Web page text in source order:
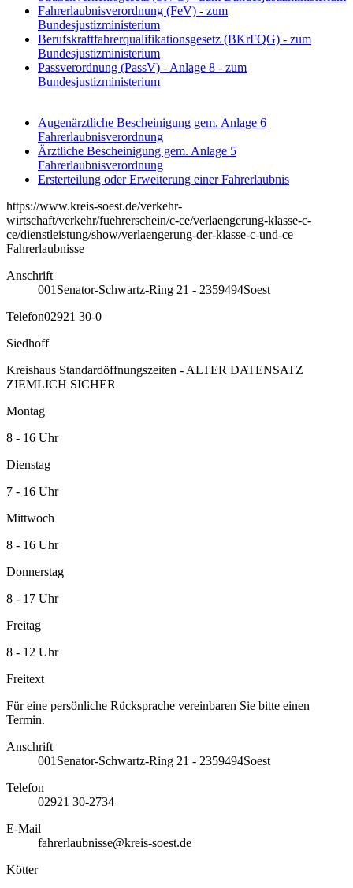
Fahrerlaubnisverordnung (FeV) - zum
Bundesjustizministerium
Berufskraftfahrerqualifikationsgesetz (BKrFQG) - zum
Bundesjustizministerium
Passverordnung (PassV) - Anlage 8 - zum
Bundesjustizministerium
Augenärztliche Bescheinigung gem. Anlage 6
Fahrerlaubnisverordnung
Ärztliche Bescheinigung gem. Anlage 5
Fahrerlaubnisverordnung
Ersterteilung oder Erweiterung einer Fahrerlaubnis
https://www.kreis-soest.de/verkehr-
wirtschaft/verkehr/fuehrerschein/c-ce/verlaengerung-klasse-c-
ce/dienstleistung/show/verlaengerung-der-klasse-c-und-ce
Fahrerlaubnisse
Anschrift
001 Senator-Schwartz-Ring 21 - 2359494Soest
Telefon02921 30-0
Siedhoff
Kreishaus Standardöffnungszeiten - ALTER DATENSATZ
ZIEMLICH SICHER
Montag
8 - 16 Uhr
Dienstag
7 - 16 Uhr
Mittwoch
8 - 16 Uhr
Donnerstag
8 - 17 Uhr
Freitag
8 - 12 Uhr
Freitext
Für eine persönliche Rücksprache vereinbaren Sie bitte einen
Termin.
Anschrift
001 Senator-Schwartz-Ring 21 - 2359494Soest
Telefon
02921 30-2734
E-Mail
fahrerlaubnisse@kreis-soest.de
Kötter